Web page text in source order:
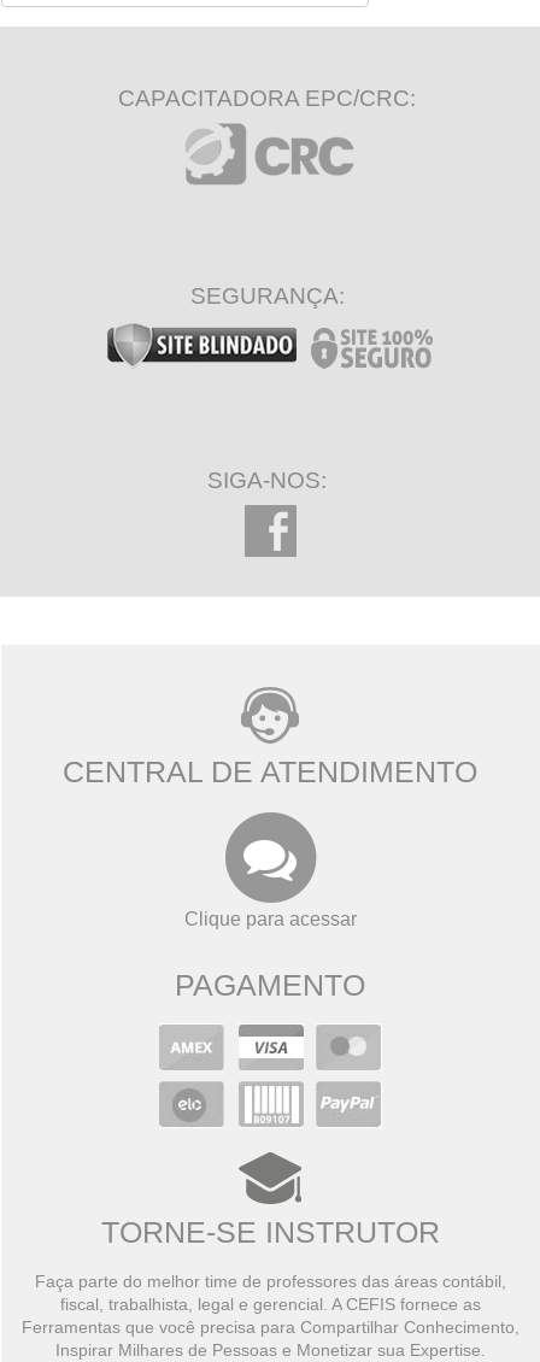
CAPACITADORA EPC/CRC:
SEGURANÇA:
SIGA-NOS:
CENTRAL DE ATENDIMENTO
Clique para acessar
PAGAMENTO
TORNE-SE INSTRUTOR
Faça parte do melhor time de professores das áreas contábil,
fiscal, trabalhista, legal e gerencial. A CEFIS fornece as
Ferramentas que você precisa para Compartilhar Conhecimento,
Inspirar Milhares de Pessoas e Monetizar sua Expertise.